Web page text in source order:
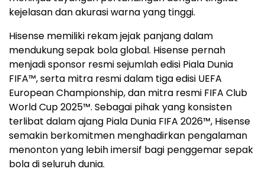
kejelasan dan akurasi warna yang tinggi.
Hisense memiliki rekam jejak panjang dalam
mendukung sepak bola global. Hisense pernah
menjadi sponsor resmi sejumlah edisi Piala Dunia
FIFA™, serta mitra resmi dalam tiga edisi UEFA
European Championship, dan mitra resmi FIFA Club
World Cup 2025™. Sebagai pihak yang konsisten
terlibat dalam ajang Piala Dunia FIFA 2026™, Hisense
semakin berkomitmen menghadirkan pengalaman
menonton yang lebih imersif bagi penggemar sepak
bola di seluruh dunia.